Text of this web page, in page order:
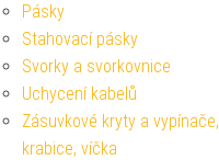
Pásky
Stahovací pásky
Svorky a svorkovnice
Uchycení kabelů
Zásuvkové kryty a vypínače,
krabice, víčka